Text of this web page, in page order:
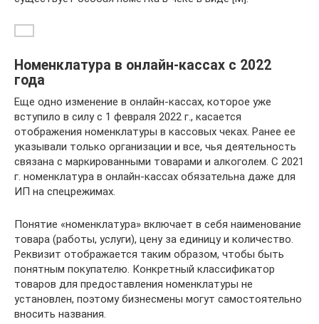
Номенклатура в онлайн-кассах с 2022
года
Еще одно изменение в онлайн-кассах, которое уже
вступило в силу с 1 февраля 2022 г., касается
отображения номенклатуры в кассовых чеках. Ранее ее
указывали только организации и все, чья деятельность
связана с маркированными товарами и алкоголем. С 2021
г. номенклатура в онлайн-кассах обязательна даже для
ИП на спецрежимах.
Понятие «номенклатура» включает в себя наименование
товара (работы, услуги), цену за единицу и количество.
Реквизит отображается таким образом, чтобы быть
понятным покупателю. Конкретный классификатор
товаров для предоставления номенклатуры не
установлен, поэтому бизнесмены могут самостоятельно
вносить названия.